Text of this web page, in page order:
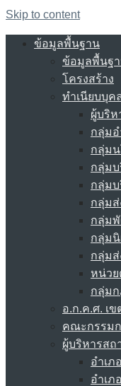
Skip to content
ข้อมูลพื้นฐาน
ข้อมูลพื้นฐ
โครงสร้าง
ทำเนียบบุค
ผู้บริห
กลุ่มอ
กลุ่ม
กลุ่มบ
กลุ่ม
กลุ่มส่
กลุ่ม
กลุ่มนิ
กลุ่มส่
หน่วย
กลุ่ม
อ.ก.ค.ศ. เ
คณะกรรมก
ผู้บริหารสถ
อำเภ
อำเภ